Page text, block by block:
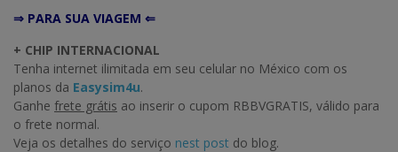
⇒ PARA SUA VIAGEM ⇐
+ CHIP INTERNACIONAL
Tenha internet ilimitada em seu celular no México com os
planos da Easysim4u.
Ganhe frete grátis ao inserir o cupom RBBVGRATIS, válido para
o frete normal.
Veja os detalhes do serviço nest post do blog.